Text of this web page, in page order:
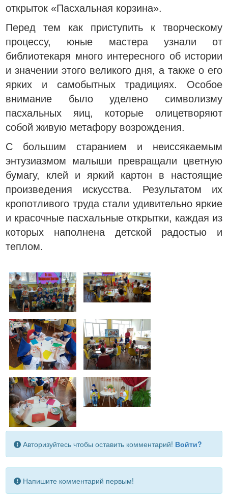
открыток «Пасхальная корзина».
Перед тем как приступить к творческому
процессу, юные мастера узнали от
библиотекаря много интересного об истории
и значении этого великого дня, а также о его
ярких и самобытных традициях. Особое
внимание было уделено символизму
пасхальных яиц, которые олицетворяют
собой живую метафору возрождения.
С большим старанием и неиссякаемым
энтузиазмом малыши превращали цветную
бумагу, клей и яркий картон в настоящие
произведения искусства. Результатом их
кропотливого труда стали удивительно яркие
и красочные пасхальные открытки, каждая из
которых наполнена детской радостью и
теплом.
Авторизуйтесь чтобы оставить комментарий! Войти?
Напишите комментарий первым!